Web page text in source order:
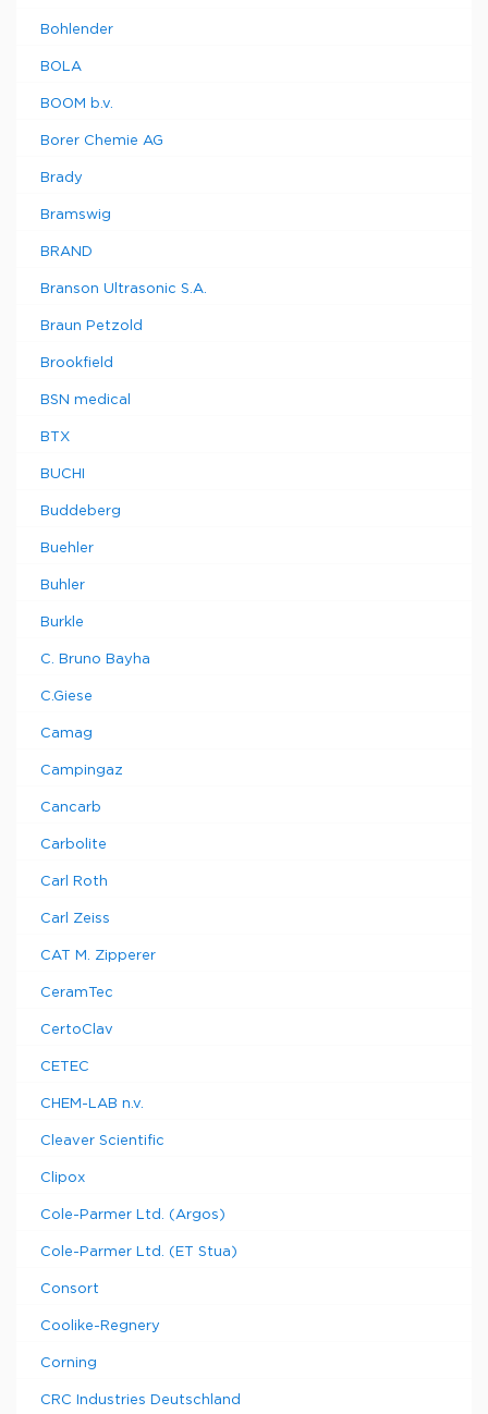
Bohlender
BOLA
BOOM b.v.
Borer Chemie AG
Brady
Bramswig
BRAND
Branson Ultrasonic S.A.
Braun Petzold
Brookfield
BSN medical
BTX
BUCHI
Buddeberg
Buehler
Buhler
Burkle
C. Bruno Bayha
C.Giese
Camag
Campingaz
Cancarb
Carbolite
Carl Roth
Carl Zeiss
CAT M. Zipperer
CeramTec
CertoClav
CETEC
CHEM-LAB n.v.
Cleaver Scientific
Clipox
Cole-Parmer Ltd. (Argos)
Cole-Parmer Ltd. (ET Stua)
Consort
Coolike-Regnery
Corning
CRC Industries Deutschland